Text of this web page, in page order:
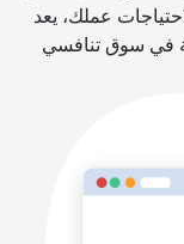
عملك، يعد
في سوق تنافسي